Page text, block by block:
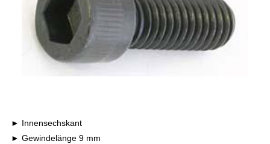
Innensechskant
Gewindelänge 9 mm